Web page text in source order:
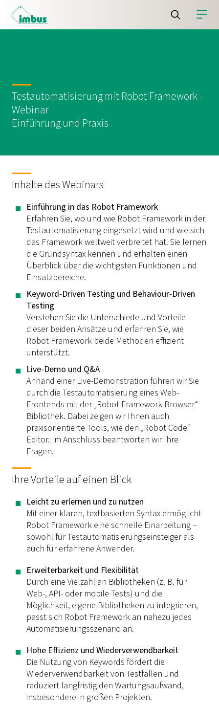
Testautomatisierung mit Robot Framework -
Webinar
Einführung und Praxis
Inhalte des Webinars
Einführung in das Robot Framework
Erfahren Sie, wo und wie Robot Framework in der
Testautomatisierung eingesetzt wird und wie sich
das Framework weltweit verbreitet hat. Sie lernen
die Grundsyntax kennen und erhalten einen
Überblick über die wichtigsten Funktionen und
Einsatzbereiche.
Keyword-Driven Testing und Behaviour-Driven
Testing
Verstehen Sie die Unterschiede und Vorteile
dieser beiden Ansätze und erfahren Sie, wie
Robot Framework beide Methoden effizient
unterstützt.
Live-Demo und Q&A
Anhand einer Live-Demonstration führen wir Sie
durch die Testautomatisierung eines Web-
Frontends mit der „Robot Framework Browser“
Bibliothek. Dabei zeigen wir Ihnen auch
praxisorientierte Tools, wie den „Robot Code“
Editor. Im Anschluss beantworten wir Ihre
Fragen.
Ihre Vorteile auf einen Blick
Leicht zu erlernen und zu nutzen
Mit einer klaren, textbasierten Syntax ermöglicht
Robot Framework eine schnelle Einarbeitung –
sowohl für Testautomatisierungseinsteiger als
auch für erfahrene Anwender.
Erweiterbarkeit und Flexibilität
Durch eine Vielzahl an Bibliotheken (z. B. für
Web-, API- oder mobile Tests) und die
Möglichkeit, eigene Bibliotheken zu integrieren,
passt sich Robot Framework an nahezu jedes
Automatisierungsszenario an.
Hohe Effizienz und Wiederverwendbarkeit
Die Nutzung von Keywords fördert die
Wiederverwendbarkeit von Testfällen und
reduziert langfristig den Wartungsaufwand,
insbesondere in großen Projekten.